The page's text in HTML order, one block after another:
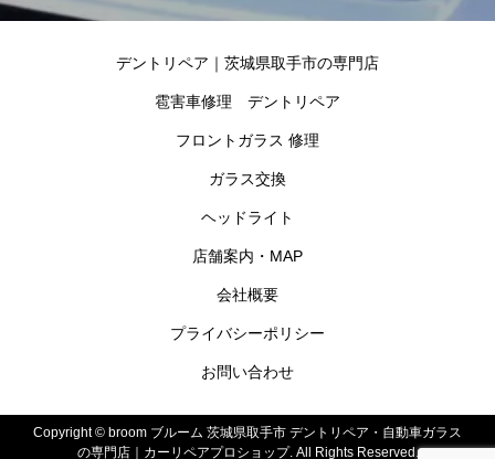
デントリペア｜茨城県取手市の専門店
雹害車修理 デントリペア
フロントガラス 修理
ガラス交換
ヘッドライト
店舗案内・MAP
会社概要
プライバシーポリシー
お問い合わせ
Copyright © broom ブルーム 茨城県取手市 デントリペア・自動車ガラス
の専門店｜カーリペアプロショップ. All Rights Reserved.